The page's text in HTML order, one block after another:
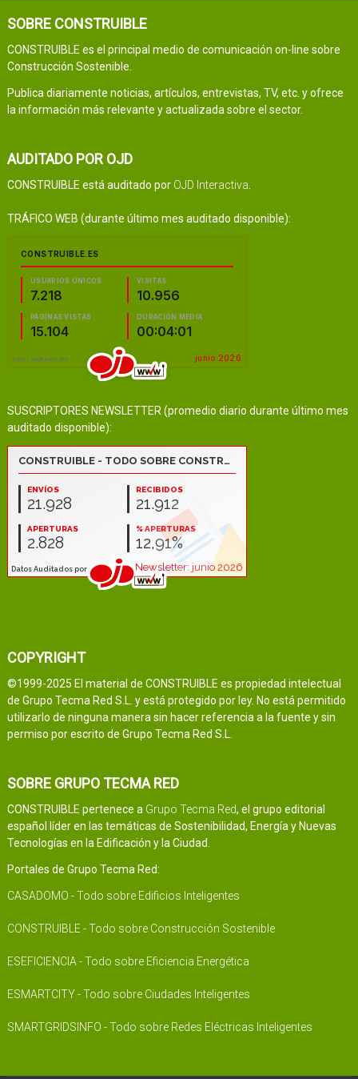
SOBRE CONSTRUIBLE
CONSTRUIBLE es el principal medio de comunicación on-line sobre
Construcción Sostenible.
Publica diariamente noticias, artículos, entrevistas, TV, etc. y ofrece
la información más relevante y actualizada sobre el sector.
AUDITADO POR OJD
CONSTRUIBLE está auditado por OJD Interactiva.
TRÁFICO WEB (durante último mes auditado disponible):
SUSCRIPTORES NEWSLETTER (promedio diario durante último mes
auditado disponible):
COPYRIGHT
©1999-2025 El material de CONSTRUIBLE es propiedad intelectual
de Grupo Tecma Red S.L. y está protegido por ley. No está permitido
utilizarlo de ninguna manera sin hacer referencia a la fuente y sin
permiso por escrito de Grupo Tecma Red S.L.
SOBRE GRUPO TECMA RED
CONSTRUIBLE pertenece a Grupo Tecma Red, el grupo editorial
español líder en las temáticas de Sostenibilidad, Energía y Nuevas
Tecnologías en la Edificación y la Ciudad.
Portales de Grupo Tecma Red:
CASADOMO - Todo sobre Edificios Inteligentes
CONSTRUIBLE - Todo sobre Construcción Sostenible
ESEFICIENCIA - Todo sobre Eficiencia Energética
ESMARTCITY - Todo sobre Ciudades Inteligentes
SMARTGRIDSINFO - Todo sobre Redes Eléctricas Inteligentes